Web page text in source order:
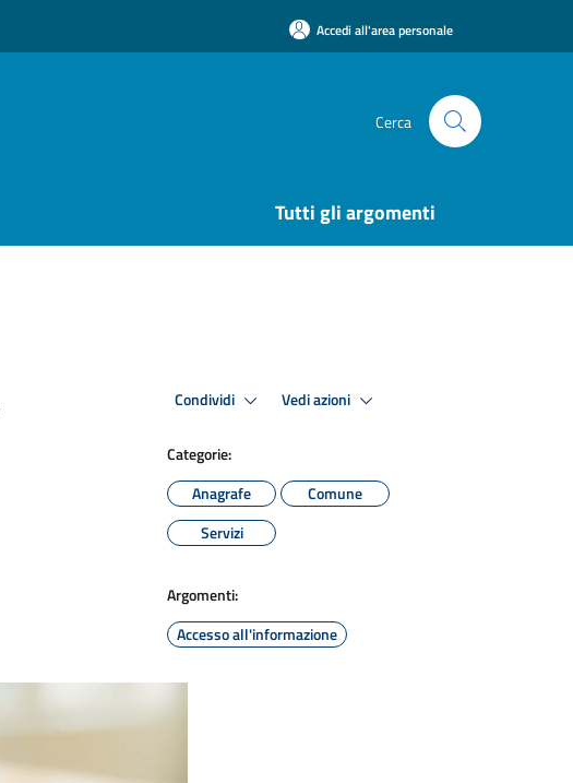
Accedi all'area personale
Cerca
Tutti gli argomenti
Condividi Vedi azioni
Categorie:
Anagrafe
Comune
Servizi
Argomenti:
Accesso all'informazione